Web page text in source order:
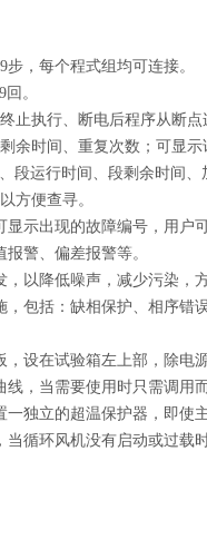
，每个程式组均可连接。
。
止执行、断电后程序从断点
余时间、重复次数；可显示
段运行时间、段剩余时间
方便查寻。
示出现的故障编号，用户
警、偏差报警等。
以降低噪声，减少污染，
，包括：缺相保护、相序
设在试验箱左上部，除电
，当需要使用时只需调用
独立的超温保护器，即使
循环风机没有启动或过载